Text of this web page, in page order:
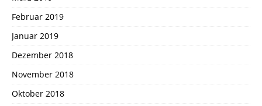
Februar 2019
Januar 2019
Dezember 2018
November 2018
Oktober 2018